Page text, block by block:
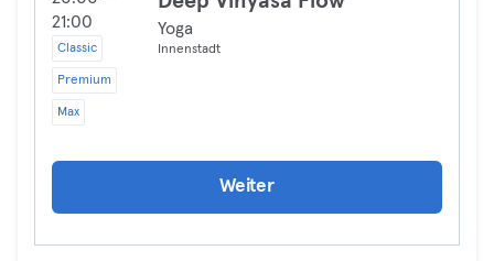
21:00
Classic
Premium
Max
Yoga
Innenstadt
Weiter